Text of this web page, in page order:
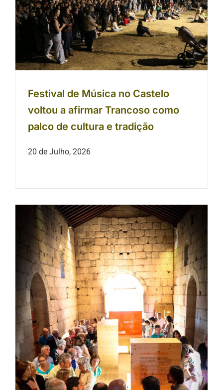
Festival de Música no Castelo voltou
a afirmar Trancoso como palco de
cultura e tradição
Festival de Música no Castelo
voltou a afirmar Trancoso como
palco de cultura e tradição
20 de Julho, 2026
Sessão de Abertura do Centro
Interpretativo da Necrópole de
Moreira de Rei